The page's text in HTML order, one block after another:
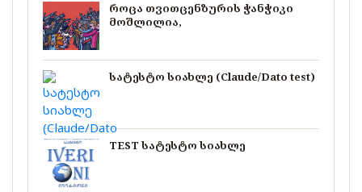
როცა თვითცენზურის ჭანჭიკი
მოშლილია,
სატესტო სიახლე (Claude/Dato test)
TEST სატესტო სიახლე